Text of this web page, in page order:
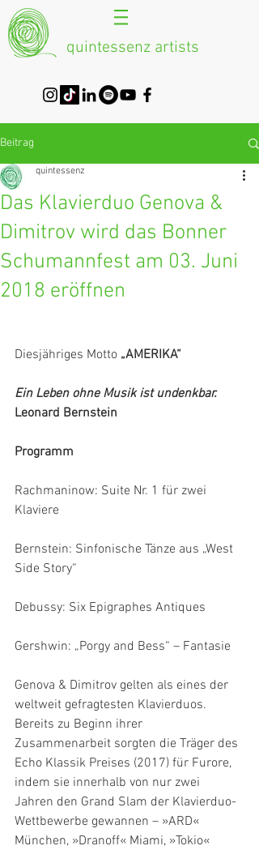
quintessenz artists
Beitrag
Das Klavierduo Genova &
Dimitrov wird das Bonner
Schumannfest am 03. Juni
2018 eröffnen
quintessenz
Diesjähriges Motto „AMERIKA“
Ein Leben ohne Musik ist undenkbar.
Leonard Bernstein
Programm
Rachmaninow: Suite Nr. 1 für zwei
Klaviere
Bernstein: Sinfonische Tänze aus „West
Side Story“
Debussy: Six Epigraphes Antiques
Gershwin: „Porgy and Bess“ – Fantasie
Genova & Dimitrov gelten als eines der
weltweit gefragtesten Klavierduos.
Bereits zu Beginn ihrer
Zusammenarbeit sorgten die Träger des
Echo Klassik Preises (2017) für Furore,
indem sie innerhalb von nur zwei
Jahren den Grand Slam der Klavierduo-
Wettbewerbe gewannen – »ARD«
München, »Dranoff« Miami, »Tokio«